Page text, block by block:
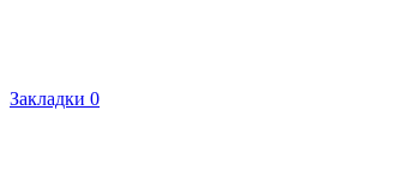
Закладки 0